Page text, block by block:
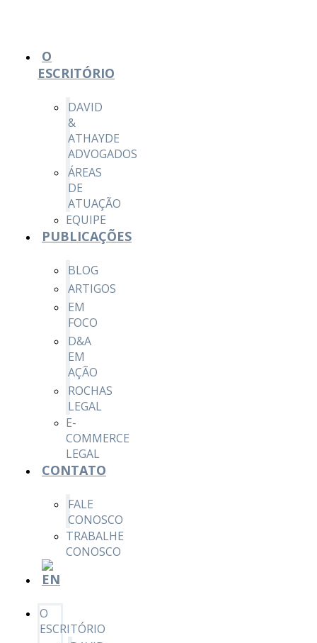
O
ESCRITÓRIO
DAVID
&
ATHAYDE
ADVOGADOS
ÁREAS
DE
ATUAÇÃO
EQUIPE
PUBLICAÇÕES
BLOG
ARTIGOS
EM
FOCO
D&A
EM
AÇÃO
ROCHAS
LEGAL
E-
COMMERCE
LEGAL
CONTATO
FALE
CONOSCO
TRABALHE
CONOSCO
O
ESCRITÓRIO